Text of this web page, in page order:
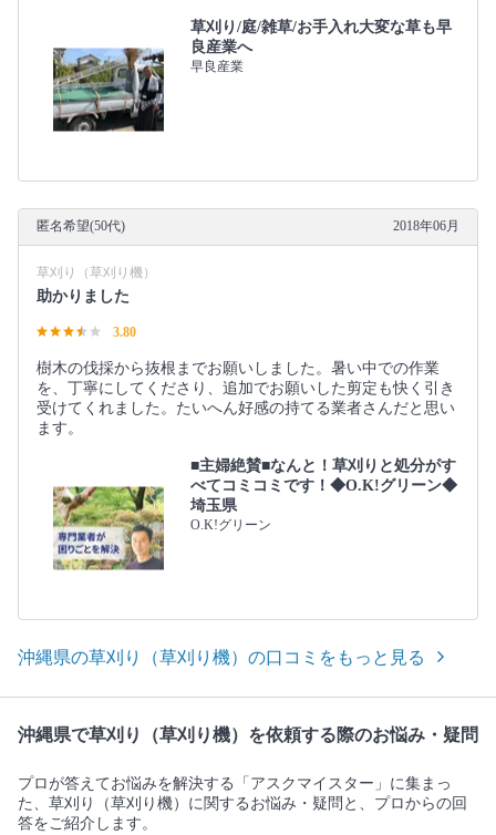
草刈り/庭/雑草/お手入れ大変な草も早
良産業へ
早良産業
匿名希望(50代) 2018年06月
草刈り（草刈り機）
助かりました
3.80
樹木の伐採から抜根までお願いしました。暑い中での作業
を、丁寧にしてくださり、追加でお願いした剪定も快く引き
受けてくれました。たいへん好感の持てる業者さんだと思い
ます。
■主婦絶賛■なんと！草刈りと処分がす
べてコミコミです！◆O.K!グリーン◆
埼玉県
O.K!グリーン
沖縄県の草刈り（草刈り機）の口コミをもっと見る
沖縄県で草刈り（草刈り機）を依頼する際のお悩み・疑問
プロが答えてお悩みを解決する「アスクマイスター」に集まっ
た、草刈り（草刈り機）に関するお悩み・疑問と、プロからの回
答をご紹介します。